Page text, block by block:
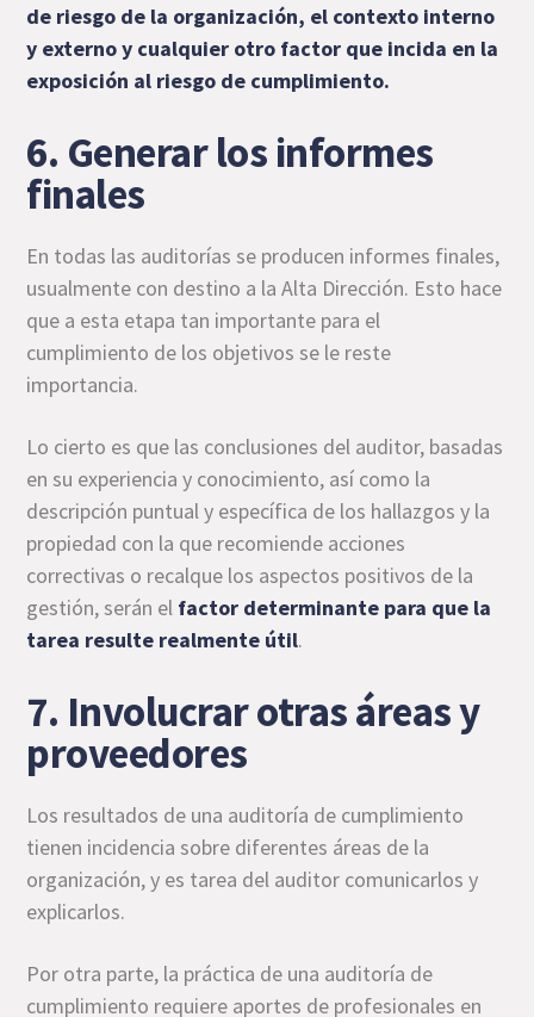
de riesgo de la organización, el contexto interno
y externo y cualquier otro factor que incida en la
exposición al riesgo de cumplimiento.
6. Generar los informes
finales
En todas las auditorías se producen informes finales,
usualmente con destino a la Alta Dirección. Esto hace
que a esta etapa tan importante para el
cumplimiento de los objetivos se le reste
importancia.
Lo cierto es que las conclusiones del auditor, basadas
en su experiencia y conocimiento, así como la
descripción puntual y específica de los hallazgos y la
propiedad con la que recomiende acciones
correctivas o recalque los aspectos positivos de la
gestión, serán el factor determinante para que la
tarea resulte realmente útil.
7. Involucrar otras áreas y
proveedores
Los resultados de una auditoría de cumplimiento
tienen incidencia sobre diferentes áreas de la
organización, y es tarea del auditor comunicarlos y
explicarlos.
Por otra parte, la práctica de una auditoría de
cumplimiento requiere aportes de profesionales en